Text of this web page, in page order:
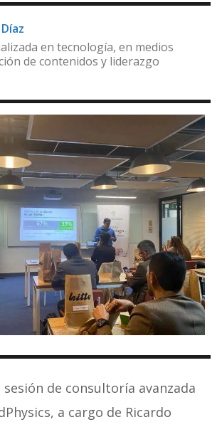
en tecnología, en medios
de contenidos y liderazgo
de consultoría avanzada
a cargo de Ricardo